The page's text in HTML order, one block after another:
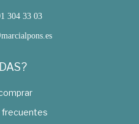
304 33 03
frecuentes